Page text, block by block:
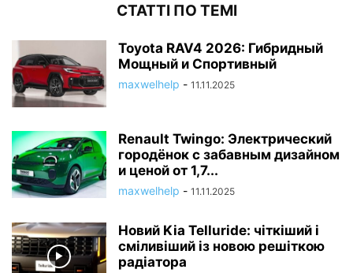
СТАТТІ ПО ТЕМІ
Toyota RAV4 2026: Гибридный
Мощный и Спортивный
maxwelhelp - 11.11.2025
Renault Twingo: Электрический
городёнок с забавным дизайном
и ценой от 1,7...
maxwelhelp - 11.11.2025
Новий Kia Telluride: чіткіший і
сміливіший із новою решіткою
радіатора